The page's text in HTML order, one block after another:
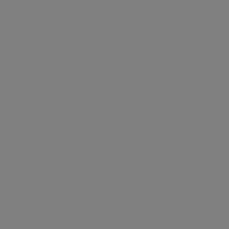
tárolja a személyes adatok közül.
tudjuk megcélozni.